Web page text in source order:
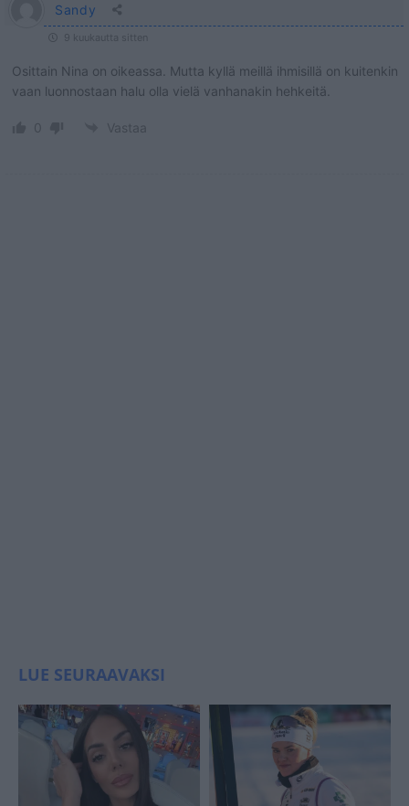
Sandy
9 kuukautta sitten
Osittain Nina on oikeassa. Mutta kyllä meillä ihmisillä on kuitenkin
vaan luonnostaan halu olla vielä vanhanakin hehkeitä.
0 Vastaa
LUE SEURAAVAKSI